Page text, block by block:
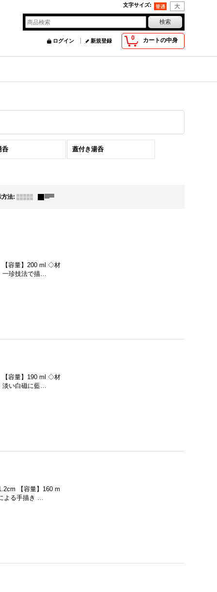
文字サイズ:
0 カートの中身
ログイン 新規登録
呑 蓋付き湯呑
方法:
【容量】200 ml ◇材
一珍技法で描…
【容量】190 ml ◇材
淡い白磁に藍…
【容量】160 m
よる手描き …